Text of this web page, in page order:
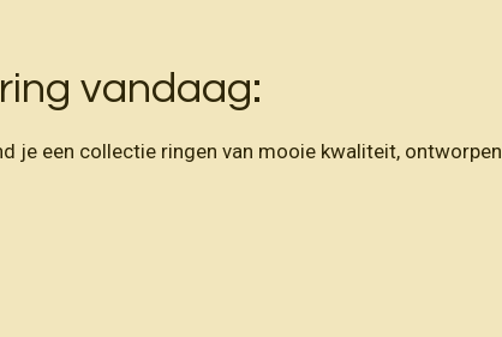
vandaag:
je een collectie ringen van mooie kwaliteit, ontworpen